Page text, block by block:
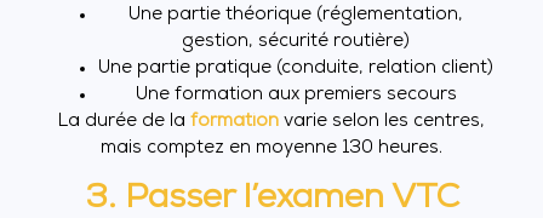
Une partie théorique (réglementation,
gestion, sécurité routière)
Une partie pratique (conduite, relation client)
Une formation aux premiers secours
La durée de la formation varie selon les centres,
mais comptez en moyenne 130 heures.
3. Passer l’examen VTC